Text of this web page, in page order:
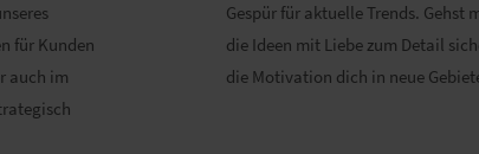
für Kunden
auch im
Gespür für aktuelle Trends. Gehst
die Ideen mit Liebe zum Detail
die Motivation dich in neue